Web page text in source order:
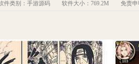
件类别：手游源码 软件大小：769.2M 免责申明